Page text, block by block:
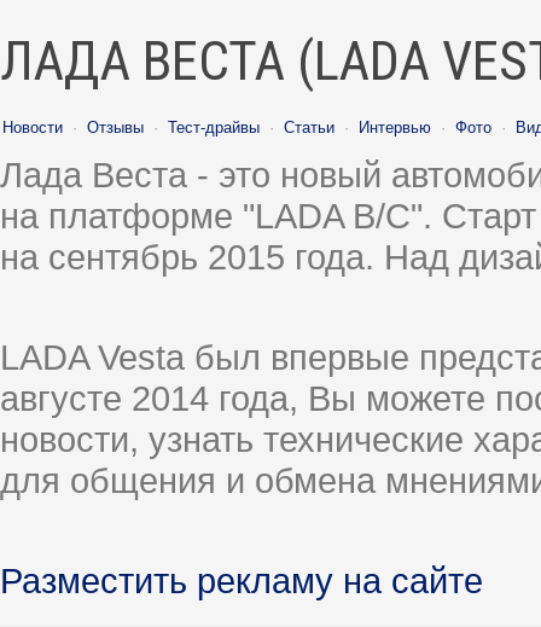
ЛАДА ВЕСТА (LADA
Новости · Отзывы · Тест-драйвы · Статьи · Интервью · Фото ·
Лада Веста - это новый
на платформе "LADA B/C".
на сентябрь 2015 года. Над
LADA Vesta был впервые
августе 2014 года, Вы можете
новости, узнать технические
для общения и обмена
Разместить рекламу на сайте